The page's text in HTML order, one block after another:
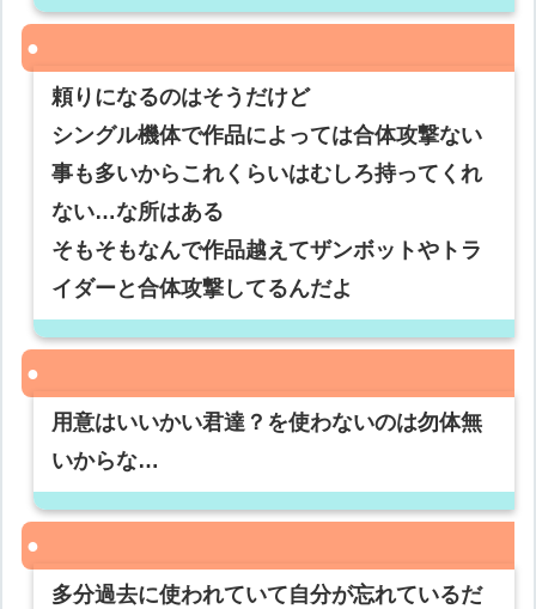
頼りになるのはそうだけど
シングル機体で作品によっては合体攻撃ない
事も多いからこれくらいはむしろ持ってくれ
ない…な所はある
そもそもなんで作品越えてザンボットやトラ
イダーと合体攻撃してるんだよ
用意はいいかい君達？を使わないのは勿体無
いからな…
多分過去に使われていて自分が忘れているだ